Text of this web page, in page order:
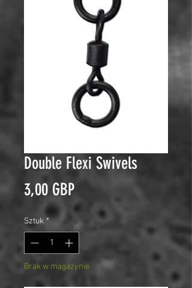
Double Flexi Swivels
3,00 GBPCena
Sztuk *
Brak w magazynie